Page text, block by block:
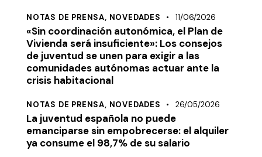
NOTAS DE PRENSA, NOVEDADES 11/06/2026
«Sin coordinación autonómica, el Plan de
Vivienda será insuficiente»: Los consejos
de juventud se unen para exigir a las
comunidades autónomas actuar ante la
crisis habitacional
NOTAS DE PRENSA, NOVEDADES 26/05/2026
La juventud española no puede
emanciparse sin empobrecerse: el alquiler
ya consume el 98,7% de su salario